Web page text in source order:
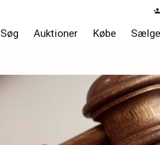
Søg Auktioner Købe Sælge